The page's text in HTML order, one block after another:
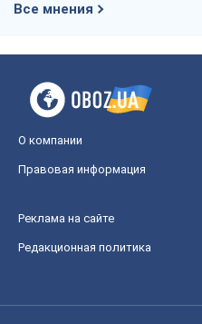
Все мнения
О компании
Правовая информация
Реклама на сайте
Редакционная политика